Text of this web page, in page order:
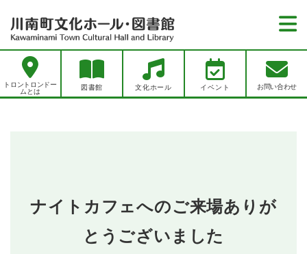
トロントロンドームとは
お知らせ
新聞一覧
施設紹介
川南町文化ホールでできること
アクセス
プライバシーポリシー
トロントロンドー
ムとは
図書館 文化ホール イベント お問い合わせ
ナイトカフェへのご来場ありが
とうございました